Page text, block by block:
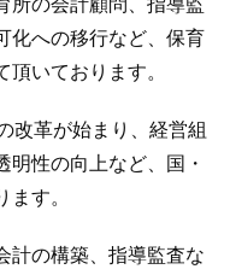
所の会計顧問、指導監
化への移行など、保育
いております。
改革が始まり、経営組
明性の向上など、国・
す。
計の構築、指導監査な